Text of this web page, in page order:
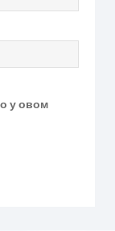
у овом